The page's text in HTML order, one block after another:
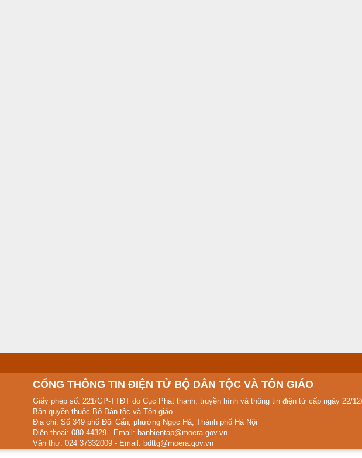
CỔNG THÔNG TIN ĐIỆN TỬ BỘ DÂN TỘC VÀ TÔN GIÁO
Giấy phép số: 221/GP-TTĐT do Cục Phát thanh, truyền hình và thông tin điện tử cấp ngày 22/
Bản quyền thuộc Bộ Dân tộc và Tôn giáo
Địa chỉ: Số 349 phố Đội Cấn, phường Ngọc Hà, Thành phố Hà Nội
Điện thoại: 080 44329 - Email: banbientap@moera.gov.vn
Văn thư: 024 37332009 - Email: bdttg@moera.gov.vn